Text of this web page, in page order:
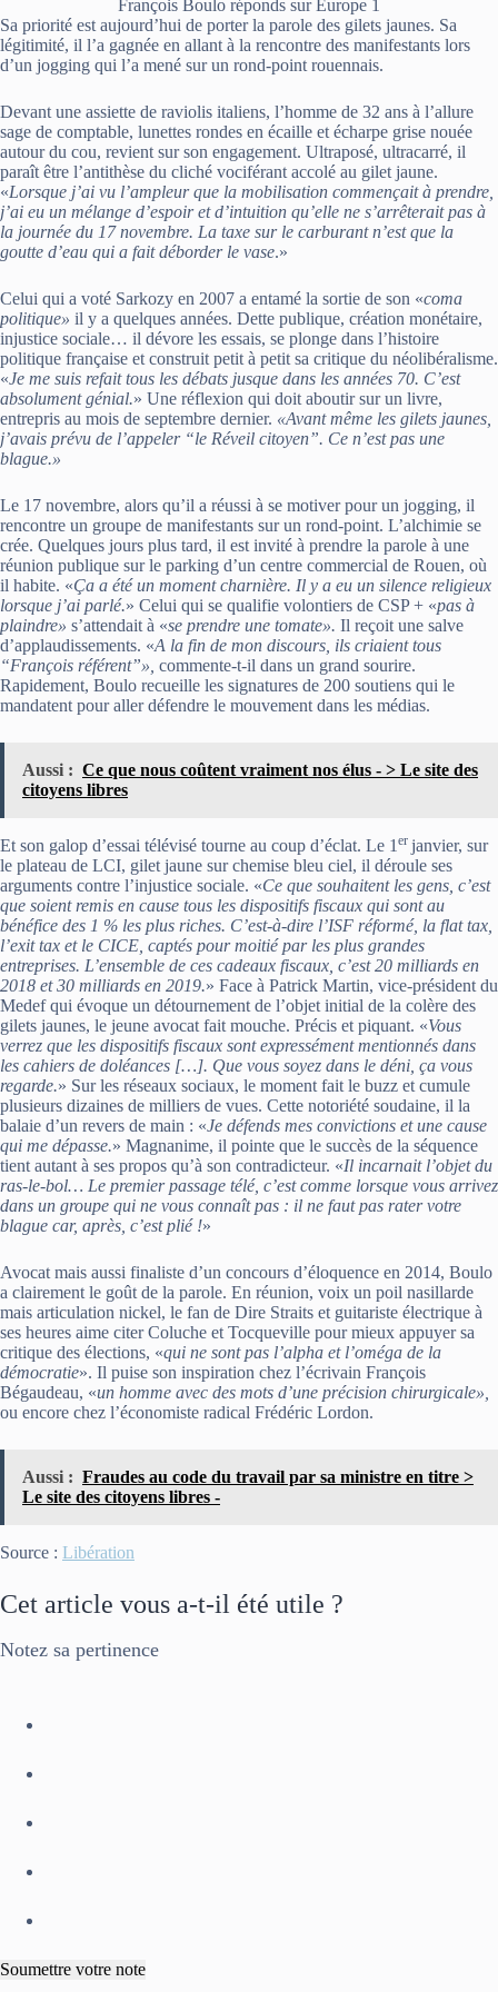
François Boulo réponds sur Europe 1
Sa priorité est aujourd’hui de porter la parole des gilets jaunes. Sa
légitimité, il l’a gagnée en allant à la rencontre des manifestants lors
d’un jogging qui l’a mené sur un rond-point rouennais.
Devant une assiette de raviolis italiens, l’homme de 32 ans à l’allure
sage de comptable, lunettes rondes en écaille et écharpe grise nouée
autour du cou, revient sur son engagement. Ultraposé, ultracarré, il
paraît être l’antithèse du cliché vociférant accolé au gilet jaune.
«Lorsque j’ai vu l’ampleur que la mobilisation commençait à prendre,
j’ai eu un mélange d’espoir et d’intuition qu’elle ne s’arrêterait pas à
la journée du 17 novembre. La taxe sur le carburant n’est que la
goutte d’eau qui a fait déborder le vase.»
Celui qui a voté Sarkozy en 2007 a entamé la sortie de son «coma
politique» il y a quelques années. Dette publique, création monétaire,
injustice sociale… il dévore les essais, se plonge dans l’histoire
politique française et construit petit à petit sa critique du néolibéralisme.
«Je me suis refait tous les débats jusque dans les années 70. C’est
absolument génial.» Une réflexion qui doit aboutir sur un livre,
entrepris au mois de septembre dernier. «Avant même les gilets jaunes,
j’avais prévu de l’appeler “le Réveil citoyen”. Ce n’est pas une
blague.»
Le 17 novembre, alors qu’il a réussi à se motiver pour un jogging, il
rencontre un groupe de manifestants sur un rond-point. L’alchimie se
crée. Quelques jours plus tard, il est invité à prendre la parole à une
réunion publique sur le parking d’un centre commercial de Rouen, où
il habite. «Ça a été un moment charnière. Il y a eu un silence religieux
lorsque j’ai parlé.» Celui qui se qualifie volontiers de CSP + «pas à
plaindre» s’attendait à «se prendre une tomate». Il reçoit une salve
d’applaudissements. «A la fin de mon discours, ils criaient tous
“François référent”», commente-t-il dans un grand sourire.
Rapidement, Boulo recueille les signatures de 200 soutiens qui le
mandatent pour aller défendre le mouvement dans les médias.
Aussi : Ce que nous coûtent vraiment nos élus - > Le site des
citoyens libres
Et son galop d’essai télévisé tourne au coup d’éclat. Le 1 er janvier, sur
le plateau de LCI, gilet jaune sur chemise bleu ciel, il déroule ses
arguments contre l’injustice sociale. «Ce que souhaitent les gens, c’est
que soient remis en cause tous les dispositifs fiscaux qui sont au
bénéfice des 1 % les plus riches. C’est-à-dire l’ISF réformé, la flat tax,
l’exit tax et le CICE, captés pour moitié par les plus grandes
entreprises. L’ensemble de ces cadeaux fiscaux, c’est 20 milliards en
2018 et 30 milliards en 2019.» Face à Patrick Martin, vice-président du
Medef qui évoque un détournement de l’objet initial de la colère des
gilets jaunes, le jeune avocat fait mouche. Précis et piquant. «Vous
verrez que les dispositifs fiscaux sont expressément mentionnés dans
les cahiers de doléances […]. Que vous soyez dans le déni, ça vous
regarde.» Sur les réseaux sociaux, le moment fait le buzz et cumule
plusieurs dizaines de milliers de vues. Cette notoriété soudaine, il la
balaie d’un revers de main : «Je défends mes convictions et une cause
qui me dépasse.» Magnanime, il pointe que le succès de la séquence
tient autant à ses propos qu’à son contradicteur. «Il incarnait l’objet du
ras-le-bol… Le premier passage télé, c’est comme lorsque vous arrivez
dans un groupe qui ne vous connaît pas : il ne faut pas rater votre
blague car, après, c’est plié !»
Avocat mais aussi finaliste d’un concours d’éloquence en 2014, Boulo
a clairement le goût de la parole. En réunion, voix un poil nasillarde
mais articulation nickel, le fan de Dire Straits et guitariste électrique à
ses heures aime citer Coluche et Tocqueville pour mieux appuyer sa
critique des élections, «qui ne sont pas l’alpha et l’oméga de la
démocratie». Il puise son inspiration chez l’écrivain François
Bégaudeau, «un homme avec des mots d’une précision chirurgicale»,
ou encore chez l’économiste radical Frédéric Lordon.
Aussi : Fraudes au code du travail par sa ministre en titre >
Le site des citoyens libres -
Source : Libération
Cet article vous a-t-il été utile ?
Notez sa pertinence
Soumettre votre note